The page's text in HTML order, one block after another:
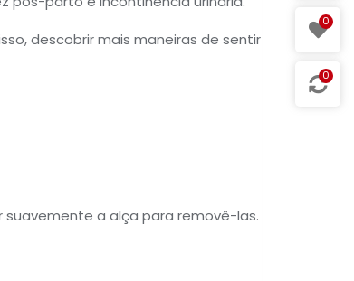
descobrir mais maneiras de sentir
suavemente a alça para removê-las.
0
0